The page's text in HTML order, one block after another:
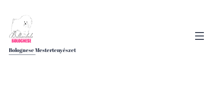
Bolognese Mestertenyészet